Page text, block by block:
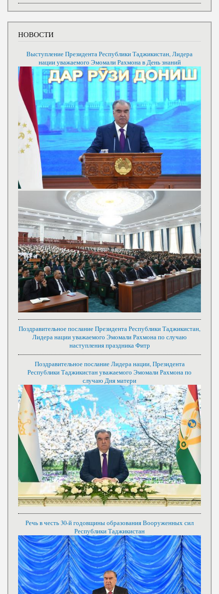
НОВОСТИ
Выступление Президента Республики Таджикистан, Лидера
нации уважаемого Эмомали Рахмона в День знаний
Поздравительное послание Президента Республики Таджикистан,
Лидера нации уважаемого Эмомали Рахмона по случаю
наступления праздника Фитр
Поздравительное послание Лидера нации, Президента
Республики Таджикистан уважаемого Эмомали Рахмона по
случаю Дня матери
Речь в честь 30-й годовщины образования Вооруженных сил
Республики Таджикистан